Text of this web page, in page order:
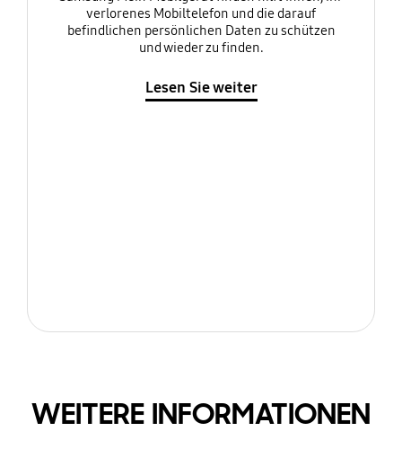
verlorenes Mobiltelefon und die darauf
befindlichen persönlichen Daten zu schützen
und wieder zu finden.
Lesen Sie weiter
WEITERE INFORMATIONEN